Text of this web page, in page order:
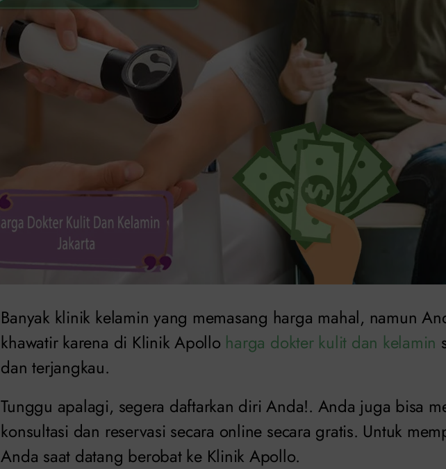
Banyak klinik kelamin yang memasang harga mahal, namun
khawatir karena di Klinik Apollo harga dokter kulit dan kelamin
dan terjangkau.
Tunggu apalagi, segera daftarkan diri Anda!. Anda juga bisa
konsultasi dan reservasi secara online secara gratis. Untuk
Anda saat datang berobat ke Klinik Apollo.